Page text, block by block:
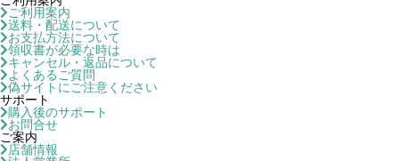
ご利用案内
送料・配送について
お支払方法について
領収書が必要な時は
キャンセル・返品について
よくあるご質問
偽サイトにご注意ください
サポート
購入後のサポート
お問合せ
ご案内
店舗情報